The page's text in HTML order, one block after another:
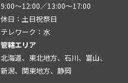
9:00～12:00／13:00～17:00
休日：土日祝祭日
テレワーク：水
管轄エリア
北海道、東北地方、石川、富山、
新潟、関東地方、静岡